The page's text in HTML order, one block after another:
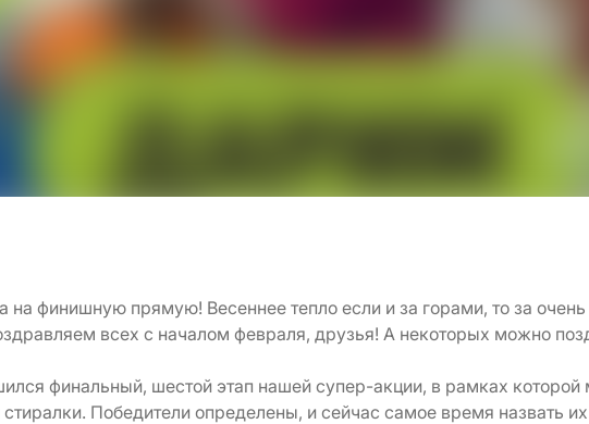
на финишную прямую! Весеннее тепло если и за горами, то за
всех с началом февраля, друзья! А некоторых можно
финальный, шестой этап нашей супер-акции, в рамках
Победители определены, и сейчас самое время назвать